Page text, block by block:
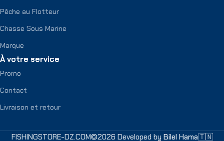
Pêche au Flotteur
Chasse Sous Marine
Marque
À votre service
Promo
Contact
Livraison et retour
FISHINGSTORE-DZ.COM©2026 Developed by Bilel Hama🇹🇳